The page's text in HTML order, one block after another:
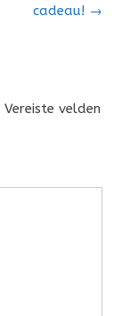
cadeau! →
Vereiste velden